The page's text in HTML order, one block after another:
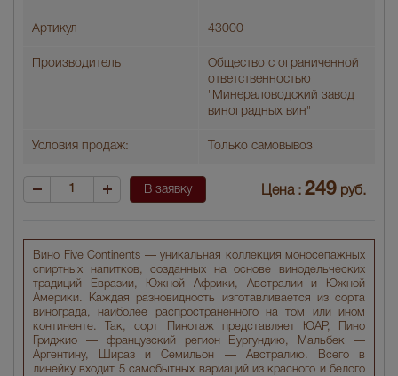
Вино Five Continents — уникальная коллекция моносепажных
спиртных напитков, созданных на основе винодельческих
традиций Евразии, Южной Африки, Австралии и Южной
Америки. Каждая разновидность изготавливается из сорта
винограда, наиболее распространенного на том или ином
континенте. Так, сорт Пинотаж представляет ЮАР, Пино
Гриджио — французский регион Бургундию, Мальбек —
Аргентину, Шираз и Семильон — Австралию. Всего в
линейку входит 5 самобытных вариаций из красного и белого
Артикул 43000
Производитель
Общество с ограниченной
ответственностью
"Минераловодский завод
виноградных вин"
Условия продаж: Только самовывоз
В заявку Цена : 249 руб.